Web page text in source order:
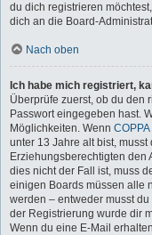
du dich registrieren
dich an die Board-
Nach oben
Ich habe mich registriert,
Überprüfe zuerst, ob du den
Passwort eingegeben hast.
Möglichkeiten. Wenn COPPA
unter 13 Jahre alt bist,
Erziehungsberechtigten den
dies nicht der Fall ist, muss
einigen Boards müssen alle
werden – entweder musst
der Registrierung wurde dir
Wenn du eine E-Mail